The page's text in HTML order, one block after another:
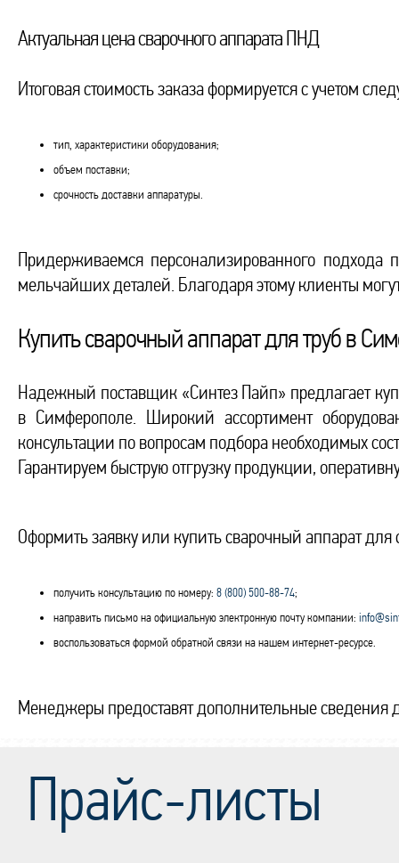
Актуальная цена сварочного аппарата ПНД
Итоговая стоимость заказа формируется с учетом
тип, характеристики оборудования;
объем поставки;
срочность доставки аппаратуры.
Придерживаемся персонализированного подхода
мельчайших деталей. Благодаря этому клиенты
Купить сварочный аппарат для труб в
Надежный поставщик «Синтез Пайп» предлагает
в Симферополе. Широкий ассортимент
консультации по вопросам подбора необходимых
Гарантируем быструю отгрузку продукции,
Оформить заявку или купить сварочный аппарат
получить консультацию по номеру: 8 (800) 500-88-74;
направить письмо на официальную электронную почту компании:
воспользоваться формой обратной связи на нашем интернет-ресурсе.
Менеджеры предоставят дополнительные сведения
Прайс-листы